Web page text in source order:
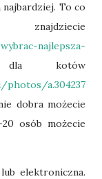
To co
najlepsza-
kotów
photos/a.304237
dobra możecie
osób możecie
elektroniczna.